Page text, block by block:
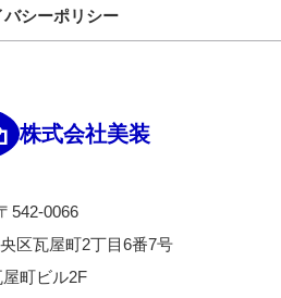
バシーポリシー
株式会社美装
542-0066
区瓦屋町2丁目6番7号
屋町ビル2F